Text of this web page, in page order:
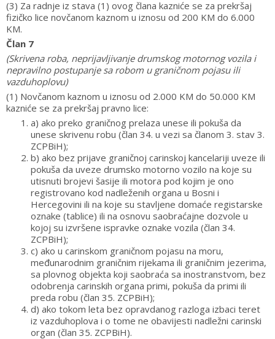
(3) Za radnje iz stava (1) ovog člana kazniće se za prekršaj
fizičko lice novčanom kaznom u iznosu od 200 KM do 6.000
KM.
Član 7
(Skrivena roba, neprijavljivanje drumskog motornog vozila i
nepravilno postupanje sa robom u graničnom pojasu ili
vazduhoplovu)
(1) Novčanom kaznom u iznosu od 2.000 KM do 50.000 KM
kazniće se za prekršaj pravno lice:
a) ako preko graničnog prelaza unese ili pokuša da
unese skrivenu robu (član 34. u vezi sa članom 3. stav 3.
ZCPBiH);
b) ako bez prijave graničnoj carinskoj kancelariji uveze ili
pokuša da uveze drumsko motorno vozilo na koje su
utisnuti brojevi šasije ili motora pod kojim je ono
registrovano kod nadleženih organa u Bosni i
Hercegovini ili na koje su stavljene domaće registarske
oznake (tablice) ili na osnovu saobraćajne dozvole u
kojoj su izvršene ispravke oznake vozila (član 34.
ZCPBiH);
c) ako u carinskom graničnom pojasu na moru,
međunarodnim graničnim rijekama ili graničnim jezerima,
sa plovnog objekta koji saobraća sa inostranstvom, bez
odobrenja carinskih organa primi, pokuša da primi ili
preda robu (član 35. ZCPBiH);
d) ako tokom leta bez opravdanog razloga izbaci teret
iz vazduhoplova i o tome ne obavijesti nadležni carinski
organ (član 35. ZCPBiH).